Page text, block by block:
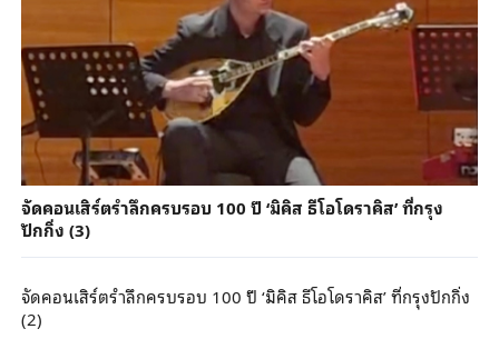
จัดคอนเสิร์ตรำลึกครบรอบ 100 ปี ‘มิคิส ธีโอโดราคิส’ ที่กรุง
ปักกิ่ง (3)
จัดคอนเสิร์ตรำลึกครบรอบ 100 ปี ‘มิคิส ธีโอโดราคิส’ ที่กรุงปักกิ่ง
(2)